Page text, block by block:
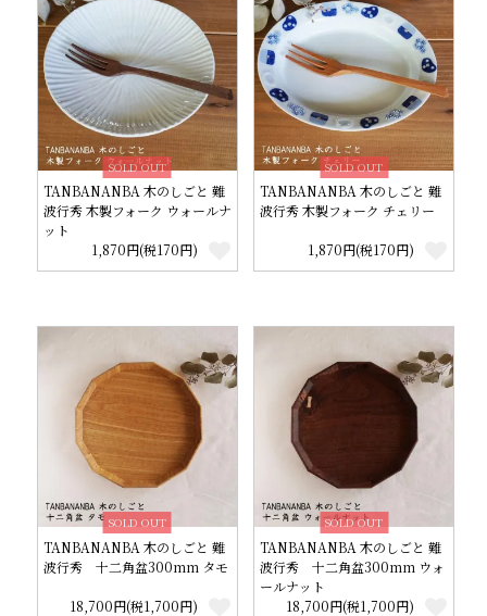
SOLD OUT
TANBANANBA 木のしごと 難
波行秀 木製フォーク ウォールナ
ット
1,870円(税170円)
SOLD OUT
TANBANANBA 木のしごと 難
波行秀 木製フォーク チェリー
1,870円(税170円)
SOLD OUT
TANBANANBA 木のしごと 難
波行秀 十二角盆300mm タモ
18,700円(税1,700円)
SOLD OUT
TANBANANBA 木のしごと 難
波行秀 十二角盆300mm ウォ
ールナット
18,700円(税1,700円)